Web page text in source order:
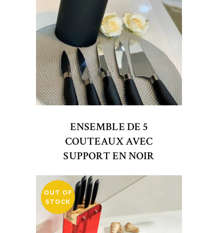
ENSEMBLE DE 5
COUTEAUX AVEC
SUPPORT EN NOIR
OUT OF
STOCK